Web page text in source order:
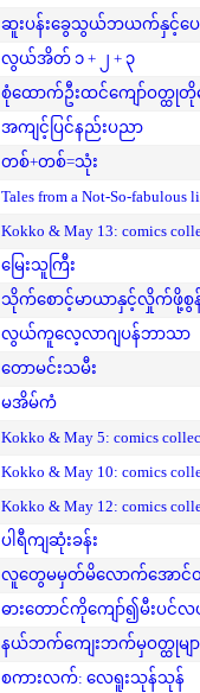
ဆူးပန်းခွေသွယ်ဘယက်နှင့်ပေ
လွယ်အိတ် ၁ + ၂ + ၃
စုံထောက်ဦးထင်ကျော်ဝတ္ထုတိုပ
အကျင့်ပြင်နည်းပညာ
တစ်+တစ်=သုံး
Tales from a Not-So-fabulous
Kokko & May 13: comics
မြေးသူကြီး
သိုက်စောင့်မာယာနှင့်လှိုက်ဖို့စွန့်
လွယ်ကူလေ့လာဂျပန်ဘာသာ
တောမင်းသမီး
မအိမ်ကံ
Kokko & May 5: comics
Kokko & May 10: comics
Kokko & May 12: comics
ပါရီကျဆုံးခန်း
လူတွေမမှတ်မိလောက်အောင်
ဓားတောင်ကိုကျော်၍မီးပ
နယ်ဘက်ကျေးဘက်မှဝတ္ထုမျာ
စကားလက်: လေရူးသုန်သုန်